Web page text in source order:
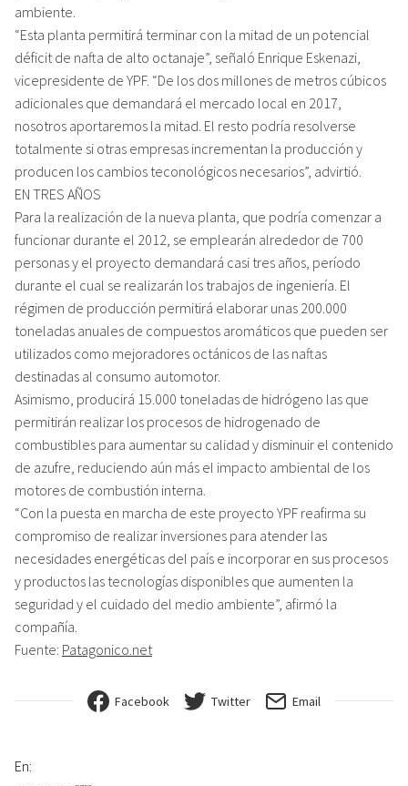
ambiente.
“Esta planta permitirá terminar con la mitad de un potencial
déficit de nafta de alto octanaje”, señaló Enrique Eskenazi,
vicepresidente de YPF. “De los dos millones de metros cúbicos
adicionales que demandará el mercado local en 2017,
nosotros aportaremos la mitad. El resto podría resolverse
totalmente si otras empresas incrementan la producción y
producen los cambios teconológicos necesarios”, advirtió.
EN TRES AÑOS
Para la realización de la nueva planta, que podría comenzar a
funcionar durante el 2012, se emplearán alrededor de 700
personas y el proyecto demandará casi tres años, período
durante el cual se realizarán los trabajos de ingeniería. El
régimen de producción permitirá elaborar unas 200.000
toneladas anuales de compuestos aromáticos que pueden ser
utilizados como mejoradores octánicos de las naftas
destinadas al consumo automotor.
Asimismo, producirá 15.000 toneladas de hidrógeno las que
permitirán realizar los procesos de hidrogenado de
combustibles para aumentar su calidad y disminuir el contenido
de azufre, reduciendo aún más el impacto ambiental de los
motores de combustión interna.
“Con la puesta en marcha de este proyecto YPF reafirma su
compromiso de realizar inversiones para atender las
necesidades energéticas del país e incorporar en sus procesos
y productos las tecnologías disponibles que aumenten la
seguridad y el cuidado del medio ambiente”, afirmó la
compañía.
Fuente: Patagonico.net
Facebook Twitter Email
En: